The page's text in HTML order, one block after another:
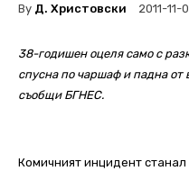
By Д. Христовски 2011-11-
38-годишен оцеля само с
спусна по чаршаф и падна от
съобщи БГНЕС.
Комичният инцидент